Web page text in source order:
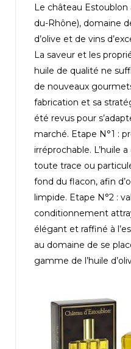
Le château
du-Rhône), domaine
d’olive et de vins
La saveur et les
huile de qualité ne
de nouveaux
fabrication et sa
été revus pour
marché. Etape N°1 :
irréprochable. L’huile
toute trace ou
fond du flacon, afin
limpide. Etape N°2 :
conditionnement
élégant et raffiné à
au domaine de se
gamme de l’huile